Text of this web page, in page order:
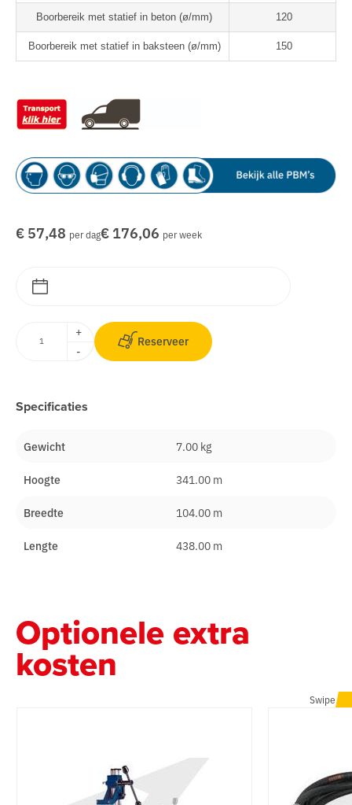
Boorbereik met statief in beton (ø/mm) 120
Boorbereik met statief in baksteen (ø/mm) 150
€ 57,48 per dag€ 176,06 per week
+
-
Reserveer
Specificaties
Gewicht 7.00 kg
Hoogte 341.00 m
Breedte 104.00 m
Lengte 438.00 m
Optionele extra
kosten
Swipe